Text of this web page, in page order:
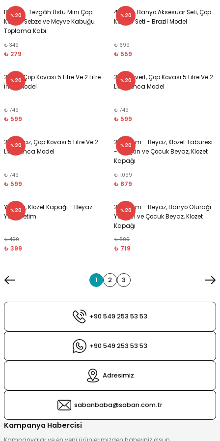
%20
Beyaz - Tezgâh Üstü Mini Çöp
Kabı – Sebze ve Meyve Kabuğu
Toplama Kabı
₺ 349
₺ 279
%20
4'lü Bej, Banyo Aksesuar Seti, Çöp
Kovası Seti - Brazil Model
₺ 699
₺ 559
%20
2'li Gri, Çöp Kovası 5 Litre Ve 2 Litre -
İnca Model
₺ 749
₺ 599
%20
2'li Lacivert, Çöp Kovası 5 Litre Ve 2
Litre - İnca Model
₺ 749
₺ 599
%20
2'li Beyaz, Çöp Kovası 5 Litre Ve 2
Litre - İnca Model
₺ 749
₺ 599
%20
2'li Takım - Beyaz, Klozet Taburesi
- Yetişkin ve Çocuk Beyaz, Klozet
Kapağı
₺ 1.099
₺ 879
%20
Yetişkin, Klozet Kapağı - Beyaz -
Yerli Üretim
₺ 499
₺ 399
%20
2'li Takım - Beyaz, Banyo Oturağı -
Yetişkin ve Çocuk Beyaz, Klozet
Kapağı
₺ 899
₺ 719
1 2 3
+90 549 253 53 53
+90 549 253 53 53
Adresimiz
sabanbaba@saban.com.tr
Kampanya Habercisi